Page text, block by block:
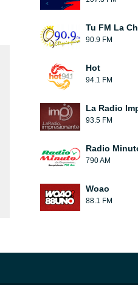
Tu FM La
90.9 FM
Hot
94.1 FM
La Radio
93.5 FM
Radio
790 AM
Woao
88.1 FM